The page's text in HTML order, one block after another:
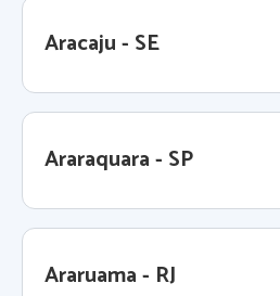
Aracaju - SE
Araraquara - SP
Araruama - RJ